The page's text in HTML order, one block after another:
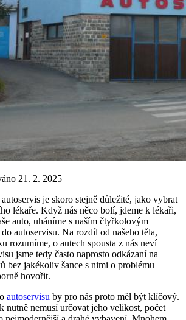
21. 2. 2025
je skoro stejně důležité, jako vybrat
lékaře. Když nás něco bolí, jdeme k lékaři,
auto, uháníme s naším čtyřkolovým
autoservisu. Na rozdíl od našeho těla,
rozumíme, o autech spousta z nás neví
jsme tedy často naprosto odkázaní na
bez jakékoliv šance s nimi o problému
hovořit.
autoservisu by pro nás proto měl být klíčový.
nutně nemusí určovat jeho velikost, počet